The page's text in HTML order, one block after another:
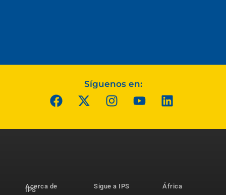
Síguenos en:
Acerca de
IPS
Sigue a IPS
África